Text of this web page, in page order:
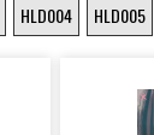
HLD004 HLD005